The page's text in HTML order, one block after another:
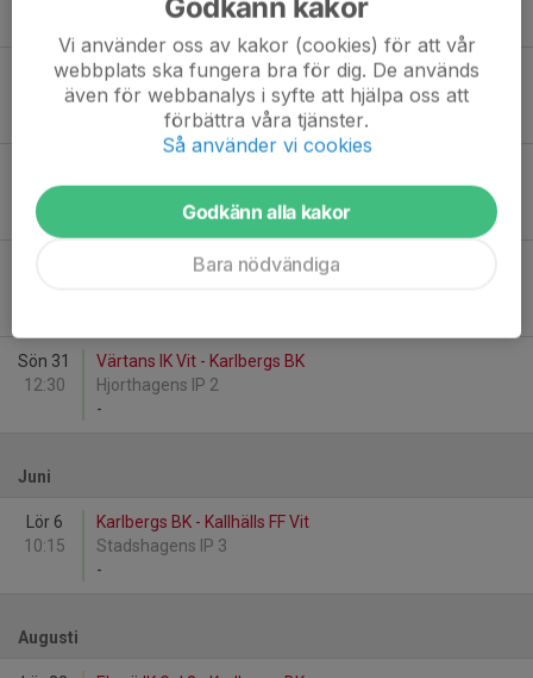
Lör 23
10:15
Karlbergs BK - Ekerö IK Blå 3
Stadshagens IP 3
15:00
Stadshagens IP 3
Djurgårdens IF FF 11 Gul - Karlbergs BK
Sön 31
12:30
Värtans IK Vit - Karlbergs BK
Hjorthagens IP 2
-
Juni
Lör 6
10:15
Karlbergs BK - Kallhälls FF Vit
Stadshagens IP 3
-
Augusti
Godkänn kakor
Vi använder oss av kakor (cookies) för att vår
webbplats ska fungera bra för dig. De används
även för webbanalys i syfte att hjälpa oss att
förbättra våra tjänster.
Så använder vi cookies
Godkänn alla kakor
Bara nödvändiga